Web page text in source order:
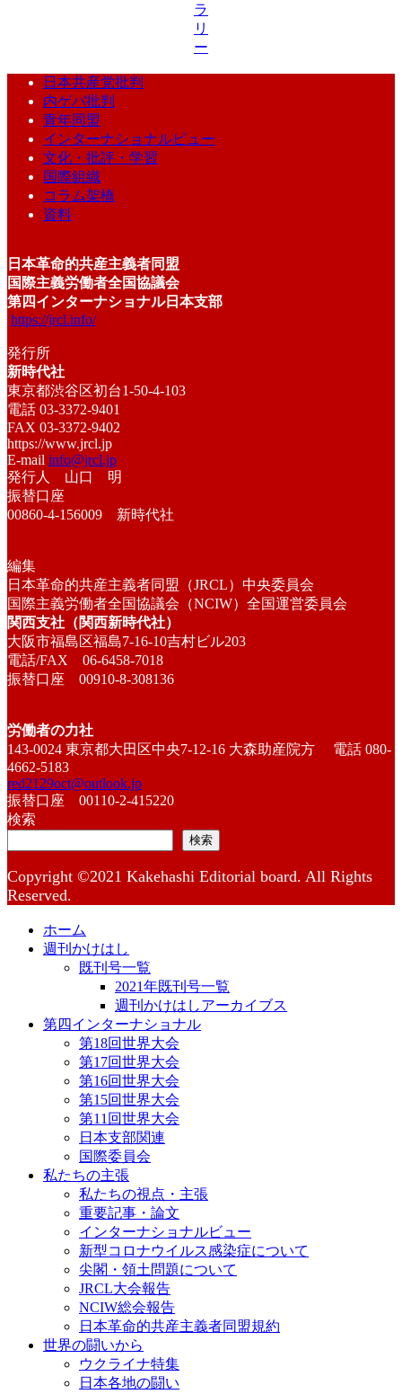
ラ
リ
ー
日本共産党批判
内ゲバ批判
青年同盟
インターナショナルビュー
文化・批評・学習
国際組織
コラム架橋
資料
日本革命的共産主義者同盟
国際主義労働者全国協議会
第四インターナショナル日本支部
https://jrcl.info/
発行所
新時代社
東京都渋谷区初台1-50-4-103
電話 03-3372-9401
FAX 03-3372-9402
https://www.jrcl.jp
E-mail info@jrcl.jp
発行人 山口 明
振替口座
00860-4-156009 新時代社
編集
日本革命的共産主義者同盟（JRCL）中央委員会
国際主義労働者全国協議会（NCIW）全国運営委員会
関西支社（関西新時代社）
大阪市福島区福島7-16-10吉村ビル203
電話/FAX 06-6458-7018
振替口座 00910-8-308136
労働者の力社
143-0024 東京都大田区中央7-12-16 大森助産院方 電話 080-
4662-5183
red2129oct@outlook.jp
振替口座 00110-2-415220
検索
検索
Copyright ©2021 Kakehashi Editorial board. All Rights
Reserved.
ホーム
週刊かけはし
既刊号一覧
2021年既刊号一覧
週刊かけはしアーカイブス
第四インターナショナル
第18回世界大会
第17回世界大会
第16回世界大会
第15回世界大会
第11回世界大会
日本支部関連
国際委員会
私たちの主張
私たちの視点・主張
重要記事・論文
インターナショナルビュー
新型コロナウイルス感染症について
尖閣・領土問題について
JRCL大会報告
NCIW総会報告
日本革命的共産主義者同盟規約
世界の闘いから
ウクライナ特集
日本各地の闘い